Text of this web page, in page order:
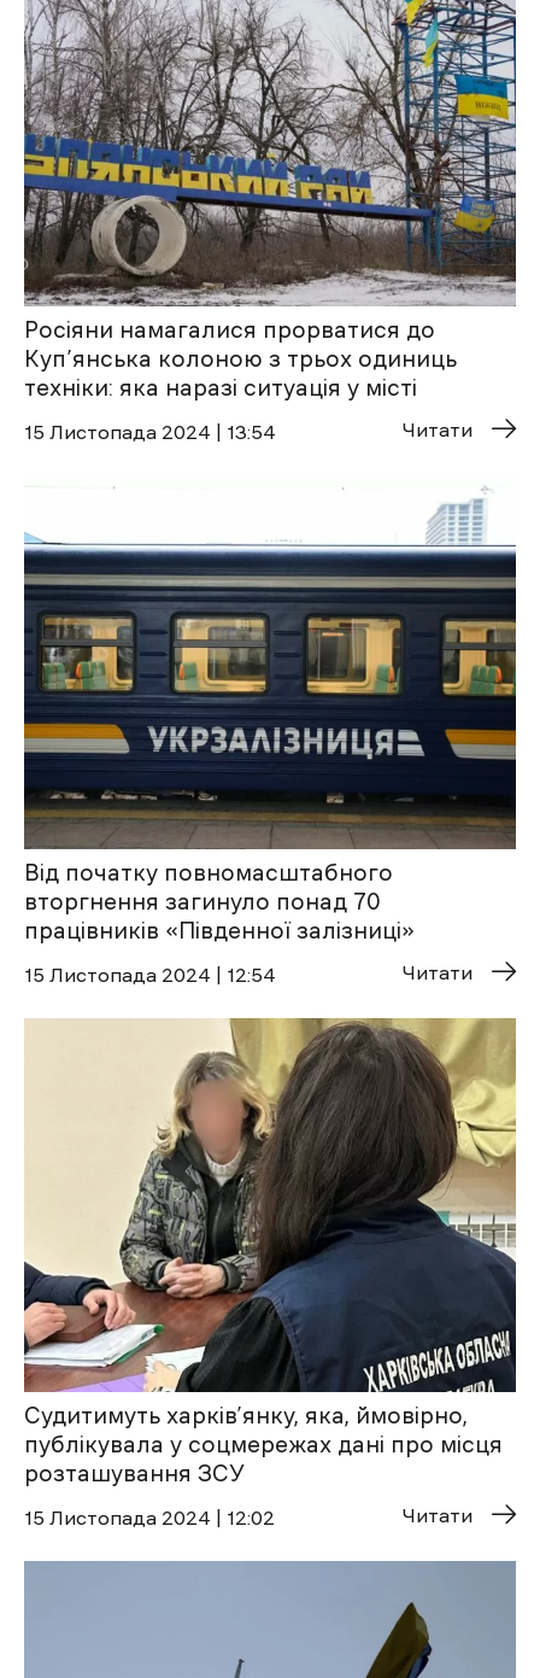
Росіяни намагалися прорватися до
Куп’янська колоною з трьох одиниць
техніки: яка наразі ситуація у місті
15 Листопада 2024 | 13:54 Читати
Від початку повномасштабного
вторгнення загинуло понад 70
працівників «Південної залізниці»
15 Листопада 2024 | 12:54 Читати
Судитимуть харків’янку, яка, ймовірно,
публікувала у соцмережах дані про місця
розташування ЗСУ
15 Листопада 2024 | 12:02 Читати